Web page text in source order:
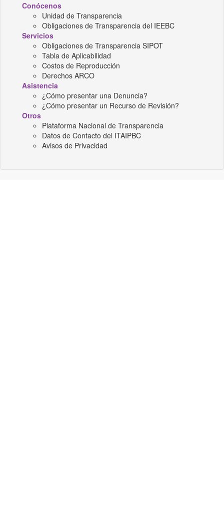
Conócenos
Unidad de Transparencia
Obligaciones de Transparencia del IEEBC
Servicios
Obligaciones de Transparencia SIPOT
Tabla de Aplicabilidad
Costos de Reproducción
Derechos ARCO
Asistencia
¿Cómo presentar una Denuncia?
¿Cómo presentar un Recurso de Revisión?
Otros
Plataforma Nacional de Transparencia
Datos de Contacto del ITAIPBC
Avisos de Privacidad